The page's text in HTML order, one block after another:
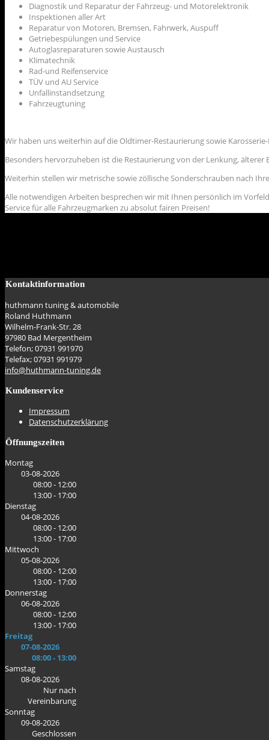
Diagnostik und Reparatur der Fahrzeug- und Motorelektronik
Inspektionen aller Art
Reparatur von Motoren, Bremsen, Fahrwerk, Auspuff
Getriebespülungen und Service
Autoglasreparaturen sowie Austausch
Klimatechnik
Rad-und Reifenservice
TÜV und AU Service
Unfallinstandsetzung
Fahrzeugtuning
Wir haben uns weiterhin auf die Oldtimer-Restaurierung sowie
Besonders hervorzuheben ist die Restaurierung von der Lenkung, älterer
Weiterhin stellen wir metrische sowie zöllische Sonderschrauben nach
Alle notwendigen Arbeiten besprechen wir mit Ihnen persönlich im
Service für alle Fahrzeugmarken zu absolut fairen Preisen!
Kontaktinformation
huthmann tuning & automobile
Roland Huthmann
Wilhelm-Frank-Str. 28
97980 Bad Mergentheim
Telefon; 07931 991970
Telefax; 07931 991979
info@huthmann-tuning.de
Kundenservice
Impressum
Datenschutzerklärung
Öffnungszeiten
Montag
03-08-2026
08:00 - 12:00
13:00 - 17:00
Dienstag
04-08-2026
08:00 - 12:00
13:00 - 17:00
Mittwoch
05-08-2026
08:00 - 12:00
13:00 - 17:00
Donnerstag
06-08-2026
08:00 - 12:00
13:00 - 17:00
Freitag
07-08-2026
08:00 - 13:00
Samstag
08-08-2026
Nur nach
Vereinbarung
Sonntag
09-08-2026
Geschlossen